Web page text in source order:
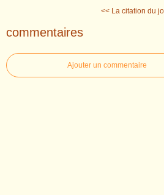
<< La citation du
commentaires
Ajouter un commentaire